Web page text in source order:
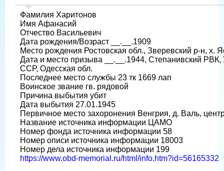
Фамилия Харитонов
Имя Афанасий
Отчество Васильевич
Дата рождения/Возраст __.__.1909
Место рождения Ростовская обл., Зверевский р-н, х.
Дата и место призыва __.__.1944, Степанивский РВК,
ССР, Одесская обл.
Последнее место службы 23 тк 1669 лап
Воинское звание гв. рядовой
Причина выбытия убит
Дата выбытия 27.01.1945
Первичное место захоронения Венгрия, д. Валь,
Название источника информации ЦАМО
Номер фонда источника информации 58
Номер описи источника информации 18003
Номер дела источника информации 199
https://www.obd-memorial.ru/html/info.htm?id=56165332